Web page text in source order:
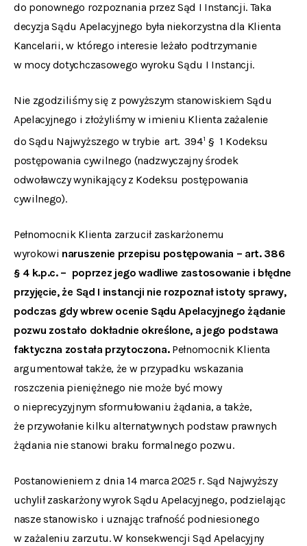
do ponownego rozpoznania przez Sąd I Instancji. Taka
decyzja Sądu Apelacyjnego była niekorzystna dla Klienta
Kancelarii, w którego interesie leżało podtrzymanie
w mocy dotychczasowego wyroku Sądu I Instancji.
Nie zgodziliśmy się z powyższym stanowiskiem Sądu
Apelacyjnego i złożyliśmy w imieniu Klienta zażalenie
do Sądu Najwyższego w trybie art. 3941 § 1 Kodeksu
postępowania cywilnego (nadzwyczajny środek
odwoławczy wynikający z Kodeksu postępowania
cywilnego).
Pełnomocnik Klienta zarzucił zaskarżonemu
wyrokowi naruszenie przepisu postępowania – art. 386
§ 4 k.p.c. – poprzez jego wadliwe zastosowanie i błędne
przyjęcie, że Sąd I instancji nie rozpoznał istoty sprawy,
podczas gdy wbrew ocenie Sądu Apelacyjnego żądanie
pozwu zostało dokładnie określone, a jego podstawa
faktyczna została przytoczona. Pełnomocnik Klienta
argumentował także, że w przypadku wskazania
roszczenia pieniężnego nie może być mowy
o nieprecyzyjnym sformułowaniu żądania, a także,
że przywołanie kilku alternatywnych podstaw prawnych
żądania nie stanowi braku formalnego pozwu.
Postanowieniem z dnia 14 marca 2025 r. Sąd Najwyższy
uchylił zaskarżony wyrok Sądu Apelacyjnego, podzielając
nasze stanowisko i uznając trafność podniesionego
w zażaleniu zarzutu. W konsekwencji Sąd Apelacyjny